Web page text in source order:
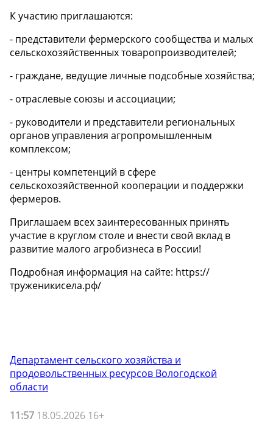
К участию приглашаются:
- представители фермерского сообщества и малых
сельскохозяйственных товаропроизводителей;
- граждане, ведущие личные подсобные хозяйства;
- отраслевые союзы и ассоциации;
- руководители и представители региональных
органов управления агропромышленным
комплексом;
- центры компетенций в сфере
сельскохозяйственной кооперации и поддержки
фермеров.
Приглашаем всех заинтересованных принять
участие в круглом столе и внести свой вклад в
развитие малого агробизнеса в России!
Подробная информация на сайте: https://
труженикисела.рф/
Департамент сельского хозяйства и
продовольственных ресурсов Вологодской
области
11:57 18.05.2026 16+